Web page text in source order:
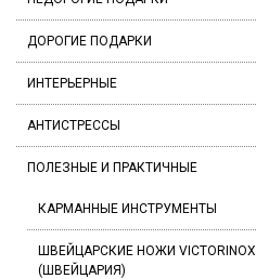
ДОРОГИЕ ПОДАРКИ
ИНТЕРЬЕРНЫЕ
АНТИСТРЕССЫ
ПОЛЕЗНЫЕ И ПРАКТИЧНЫЕ
КАРМАННЫЕ ИНСТРУМЕНТЫ
ШВЕЙЦАРСКИЕ НОЖИ VICTORINOX
(ШВЕЙЦАРИЯ)